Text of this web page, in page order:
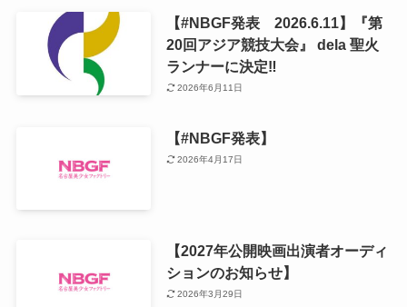
【#NBGF発表 2026.6.11】『第
20回アジア競技大会』 dela 聖火
ランナーに決定‼️
2026年6月11日
【#NBGF発表】
2026年4月17日
【2027年公開映画出演者オーディ
ションのお知らせ】
2026年3月29日